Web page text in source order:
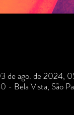
de ago. de 2024,
- Bela Vista, São